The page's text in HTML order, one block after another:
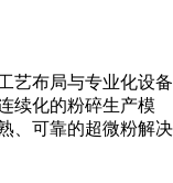
艺布局与专业化设备
续化的粉碎生产模
、可靠的超微粉解决